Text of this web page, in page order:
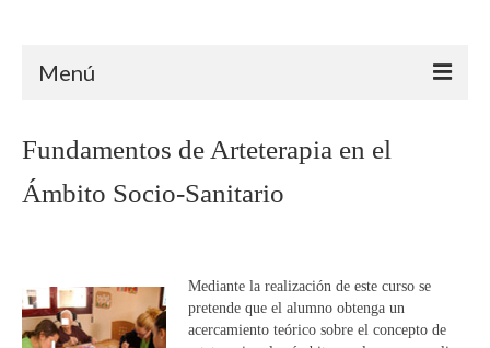
Menú
ÁMBITO SOCIAL
Fundamentos de Arteterapia en el
Ámbito Socio-Sanitario
Mediante la realización de este curso se
pretende que el alumno obtenga un
acercamiento teórico sobre el concepto de